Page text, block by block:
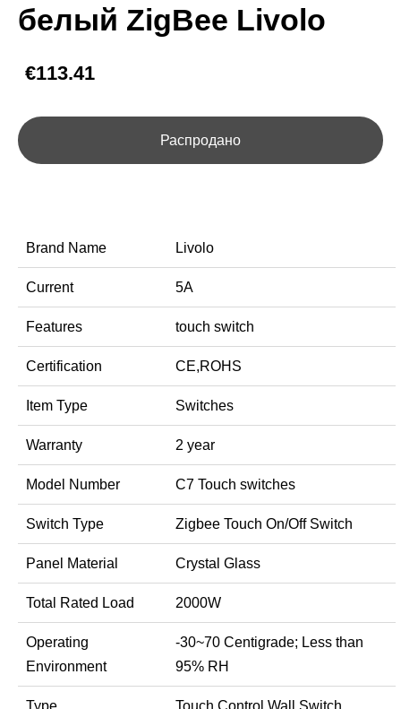
белый ZigBee Livolo
€113.41
Распродано
Brand Name Livolo
Current 5A
Features touch switch
Certification CE,ROHS
Item Type Switches
Warranty 2 year
Model Number C7 Touch switches
Switch Type Zigbee Touch On/Off Switch
Panel Material Crystal Glass
Total Rated Load 2000W
Operating
Environment
-30~70 Centigrade; Less than
95% RH